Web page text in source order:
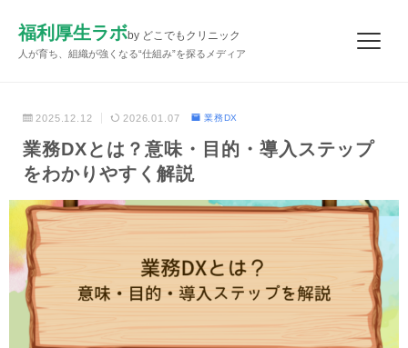
福利厚生ラボby どこでもクリニック
人が育ち、組織が強くなる“仕組み”を探るメディア
2025.12.12 2026.01.07 業務DX
業務DXとは？意味・目的・導入ステップ
をわかりやすく解説